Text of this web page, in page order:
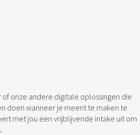
onze andere digitale oplossingen die
doen wanneer je meent te maken te
met jou een vrijblijvende intake uit om